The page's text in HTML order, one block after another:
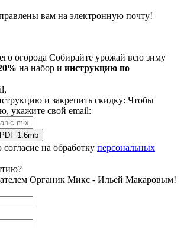
вам на электронную почту!
огорода Собирайте урожай всю зиму
на набор и инструкцию по
и закрепить скидку: Чтобы
укажите свой email:
PDF 1.6mb
на обработку персональных
Органик Микс - Ильей Макаровым!